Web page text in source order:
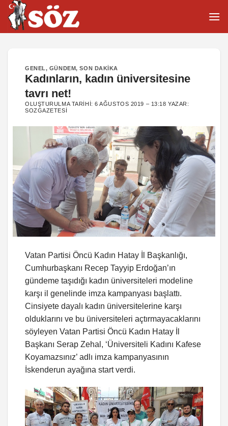
İçeriğe
atla
GENEL, GÜNDEM,SON DAKIKA
Kadınların, kadın üniversitesine
tavrı net!
OLUŞTURULMA TARIHI:6 AĞUSTOS 2019 – 13:18 YAZAR:
SOZGAZETESI
Vatan Partisi Öncü Kadın Hatay İl Başkanlığı,
Cumhurbaşkanı Recep Tayyip Erdoğan’ın
gündeme taşıdığı kadın üniversiteleri modeline
karşı il genelinde imza kampanyası başlattı.
Cinsiyete dayalı kadın üniversitelerine karşı
olduklarını ve bu üniversiteleri açtırmayacaklarını
söyleyen Vatan Partisi Öncü Kadın Hatay İl
Başkanı Serap Zehal, ‘Üniversiteli Kadını Kafese
Koyamazsınız’ adlı imza kampanyasının
İskenderun ayağına start verdi.